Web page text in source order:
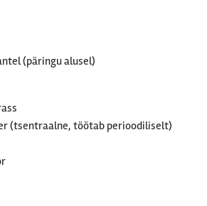
(päringu alusel)
(tsentraalne, töötab perioodiliselt)